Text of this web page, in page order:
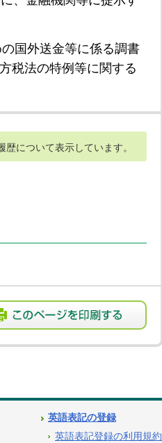
国外送金等に係る調書
税法の特例等に関する
歴について表示しています。
英語表記の登録
英語表記登録の利用規約